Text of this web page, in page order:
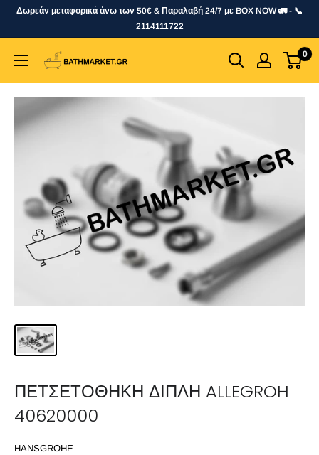
SkipΔωρεάν μεταφορικά άνω των 50€ & Παραλαβή 24/7 με BOX NOW 🚛 - 📞
2114111722
bathmarket.gr 0
ΠΕΤΣΕΤΟΘΗΚΗ ΔΙΠΛΗ ALLEGROH
40620000
HANSGROHE